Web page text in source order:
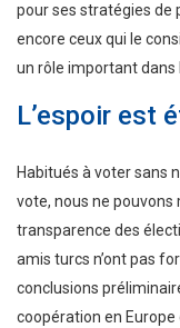
pour ses stratégies de
encore ceux qui le
un rôle important dans
L’espoir est
Habitués à voter sans
vote, nous ne
transparence des
amis turcs n’ont pas
conclusions
coopération en